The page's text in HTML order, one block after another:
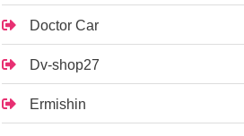
Doctor Car
Dv-shop27
Ermishin